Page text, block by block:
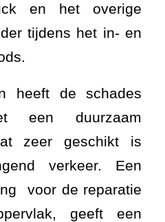
en het overige
tijdens het in- en
heeft de schades
een duurzaam
zeer geschikt is
verkeer. Een
voor de reparatie
geeft een